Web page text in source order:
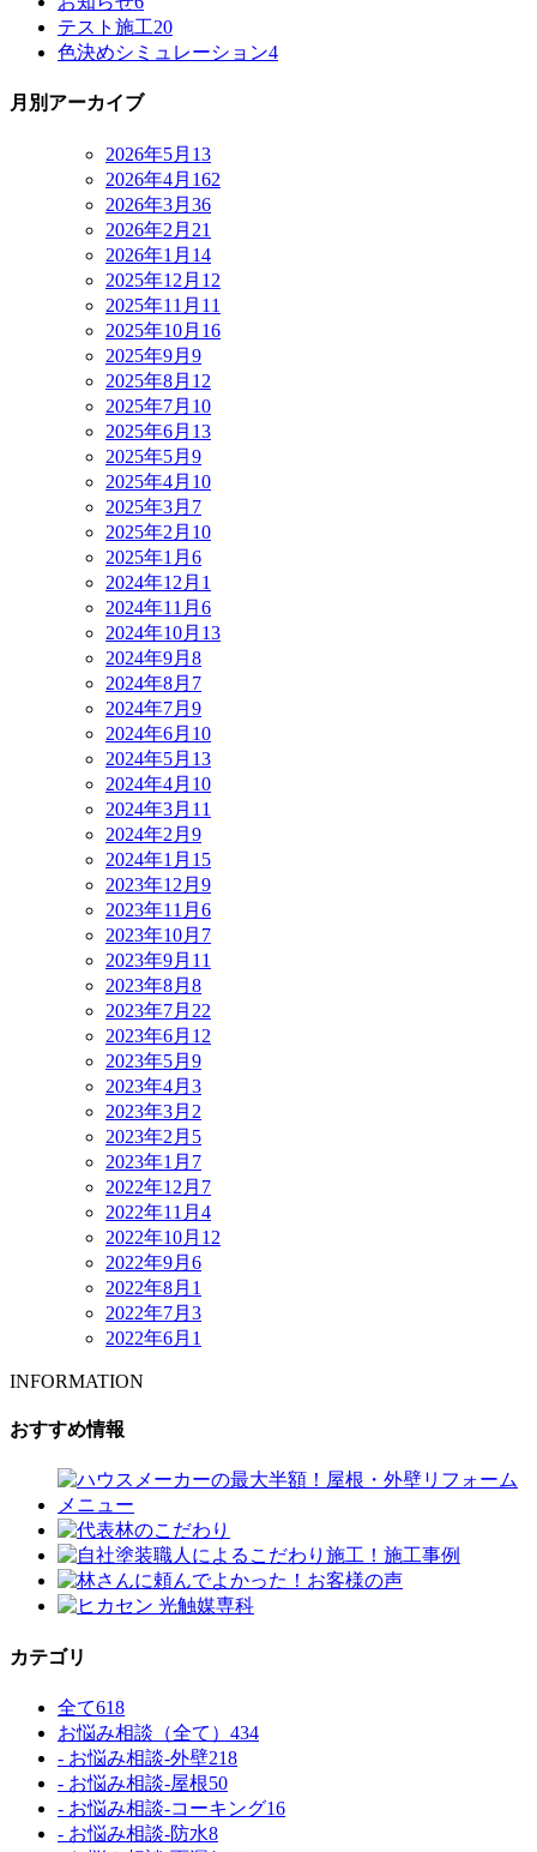
テスト施工20
色決めシミュレーション4
月別アーカイブ
2026年5月 13
2026年4月 162
2026年3月 36
2026年2月 21
2026年1月 14
2025年12月 12
2025年11月 11
2025年10月 16
2025年9月 9
2025年8月 12
2025年7月 10
2025年6月 13
2025年5月 9
2025年4月 10
2025年3月 7
2025年2月 10
2025年1月 6
2024年12月 1
2024年11月 6
2024年10月 13
2024年9月 8
2024年8月 7
2024年7月 9
2024年6月 10
2024年5月 13
2024年4月 10
2024年3月 11
2024年2月 9
2024年1月 15
2023年12月 9
2023年11月 6
2023年10月 7
2023年9月 11
2023年8月 8
2023年7月 22
2023年6月 12
2023年5月 9
2023年4月 3
2023年3月 2
2023年2月 5
2023年1月 7
2022年12月 7
2022年11月 4
2022年10月 12
2022年9月 6
2022年8月 1
2022年7月 3
2022年6月 1
INFORMATION
おすすめ情報
カテゴリ
全て618
お悩み相談（全て） 434
- お悩み相談-外壁218
- お悩み相談-屋根50
- お悩み相談-コーキング16
- お悩み相談-防水8